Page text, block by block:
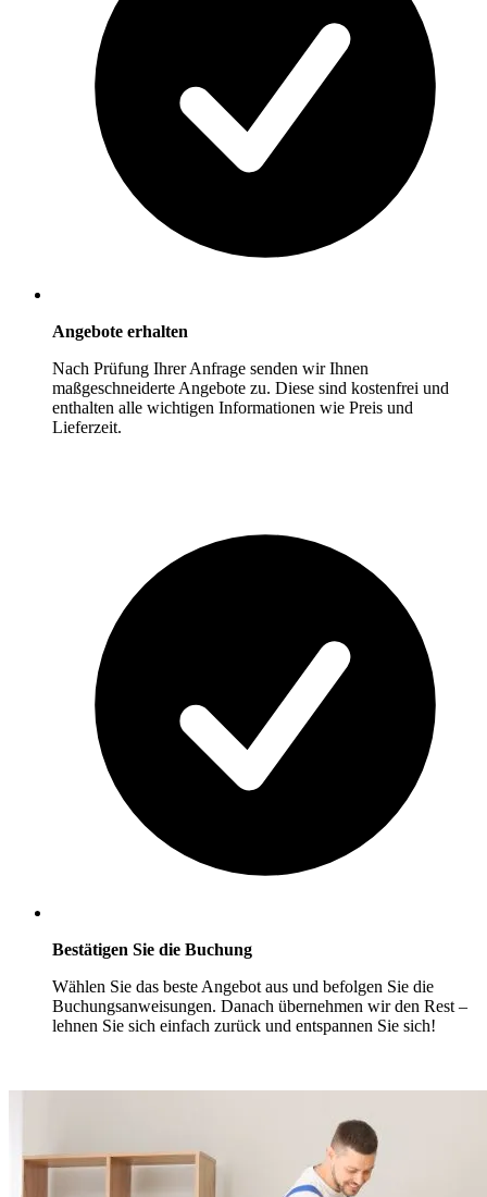
Angebote erhalten
Nach Prüfung Ihrer Anfrage senden wir Ihnen
maßgeschneiderte Angebote zu. Diese sind kostenfrei und
enthalten alle wichtigen Informationen wie Preis und
Lieferzeit.
Bestätigen Sie die Buchung
Wählen Sie das beste Angebot aus und befolgen Sie die
Buchungsanweisungen. Danach übernehmen wir den Rest –
lehnen Sie sich einfach zurück und entspannen Sie sich!